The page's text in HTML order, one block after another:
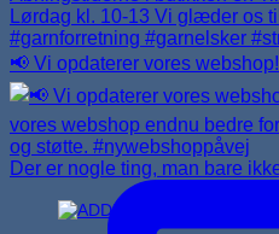
📢 Vi opdaterer vores
Der er nogle ting, man bare